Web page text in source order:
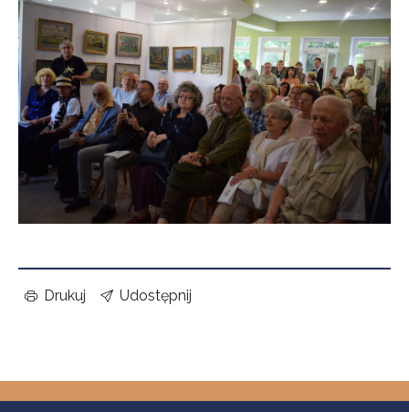
Drukuj Udostępnij